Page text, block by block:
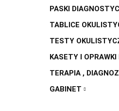
PASKI
TABLICE
TESTY
KASETY I OPRAWKI
TERAPIA ,
GABINET